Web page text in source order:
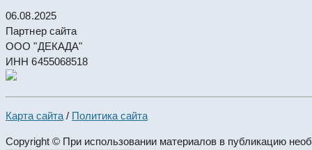
06.08.2025
Партнер сайта
ООО "ДЕКАДА"
ИНН 6455068518
Карта сайта / Политика сайта
Copyright © При использовании материалов в публикацию